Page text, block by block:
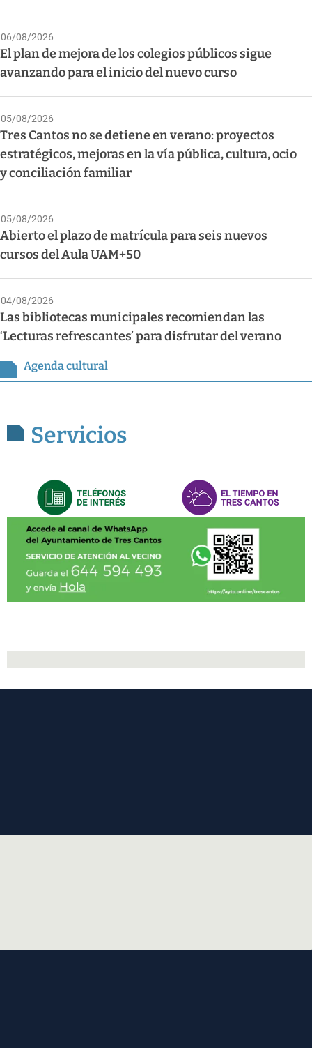
06/08/2026
El plan de mejora de los colegios públicos sigue
avanzando para el inicio del nuevo curso
05/08/2026
Tres Cantos no se detiene en verano: proyectos
estratégicos, mejoras en la vía pública, cultura, ocio
y conciliación familiar
05/08/2026
Abierto el plazo de matrícula para seis nuevos
cursos del Aula UAM+50
04/08/2026
Las bibliotecas municipales recomiendan las
‘Lecturas refrescantes’ para disfrutar del verano
Agenda cultural
Servicios